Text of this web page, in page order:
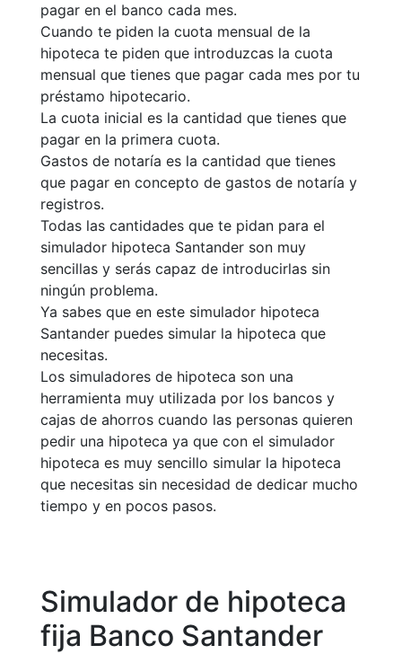
pagar en el banco cada mes.
Cuando te piden la cuota mensual de la
hipoteca te piden que introduzcas la cuota
mensual que tienes que pagar cada mes por tu
préstamo hipotecario.
La cuota inicial es la cantidad que tienes que
pagar en la primera cuota.
Gastos de notaría es la cantidad que tienes
que pagar en concepto de gastos de notaría y
registros.
Todas las cantidades que te pidan para el
simulador hipoteca Santander son muy
sencillas y serás capaz de introducirlas sin
ningún problema.
Ya sabes que en este simulador hipoteca
Santander puedes simular la hipoteca que
necesitas.
Los simuladores de hipoteca son una
herramienta muy utilizada por los bancos y
cajas de ahorros cuando las personas quieren
pedir una hipoteca ya que con el simulador
hipoteca es muy sencillo simular la hipoteca
que necesitas sin necesidad de dedicar mucho
tiempo y en pocos pasos.
Simulador de hipoteca
fija Banco Santander